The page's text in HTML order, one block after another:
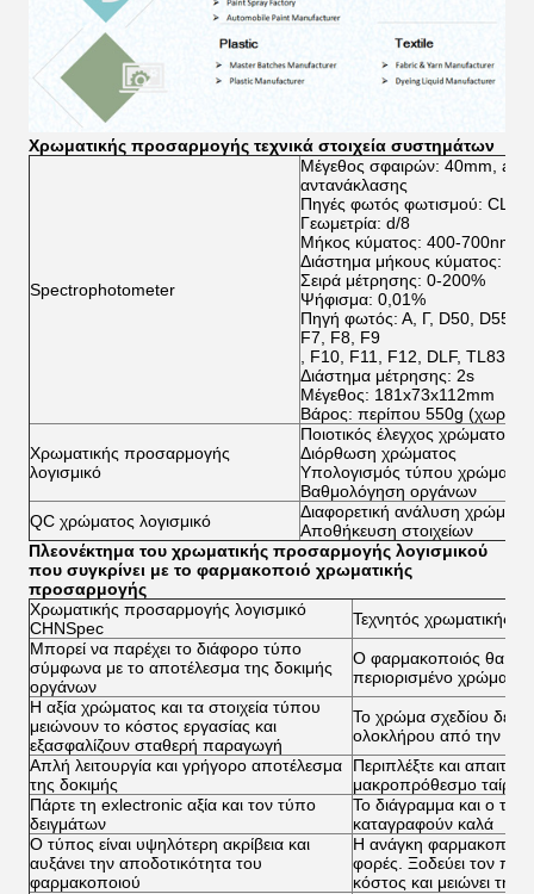
Χρωματικής προσαρμογής τεχνικά στοιχεία συστημάτων
Spectrophotometer
Μέγεθος σφαιρών: 40mm,
αντανάκλασης
Πηγές φωτός φωτισμού:
Γεωμετρία: d/8
Μήκος κύματος: 400-700nm
Διάστημα μήκους κύματος:
Σειρά μέτρησης: 0-200%
Ψήφισμα: 0,01%
Πηγή φωτός: Α, Γ, D50, D55,
F7, F8, F9
, F10, F11, F12, DLF, TL83,
Διάστημα μέτρησης: 2s
Μέγεθος: 181x73x112mm
Βάρος: περίπου 550g (χωρίς
Χρωματικής προσαρμογής
λογισμικό
Ποιοτικός έλεγχος χρώματος
Διόρθωση χρώματος
Υπολογισμός τύπου χρώματος
Βαθμολόγηση οργάνων
QC χρώματος λογισμικό
Διαφορετική ανάλυση
Αποθήκευση στοιχείων
Πλεονέκτημα του χρωματικής προσαρμογής λογισμικού
που συγκρίνει με το φαρμακοποιό χρωματικής
προσαρμογής
Χρωματικής προσαρμογής λογισμικό
CHNSpec
Τεχνητός χρωματικής
Μπορεί να παρέχει το διάφορο τύπο
σύμφωνα με το αποτέλεσμα της δοκιμής
οργάνων
Ο φαρμακοποιός θα
περιορισμένο χρώμα
Η αξία χρώματος και τα στοιχεία τύπου
μειώνουν το κόστος εργασίας και
εξασφαλίζουν σταθερή παραγωγή
Το χρώμα σχεδίου δεν
ολοκλήρου από την
Απλή λειτουργία και γρήγορο αποτέλεσμα
της δοκιμής
Περιπλέξτε και
μακροπρόθεσμο
Πάρτε τη exlectronic αξία και τον τύπο
δειγμάτων
Το διάγραμμα και ο
καταγραφούν καλά
Ο τύπος είναι υψηλότερη ακρίβεια και
αυξάνει την αποδοτικότητα του
φαρμακοποιού
Η ανάγκη
φορές. Ξοδεύει τον πιό
κόστος και μειώνει την